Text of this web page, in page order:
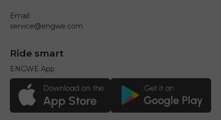
Email:
service@engwe.com
Ride smart
ENGWE App